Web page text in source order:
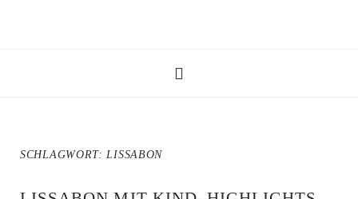
SCHLAGWORT:LISSABON